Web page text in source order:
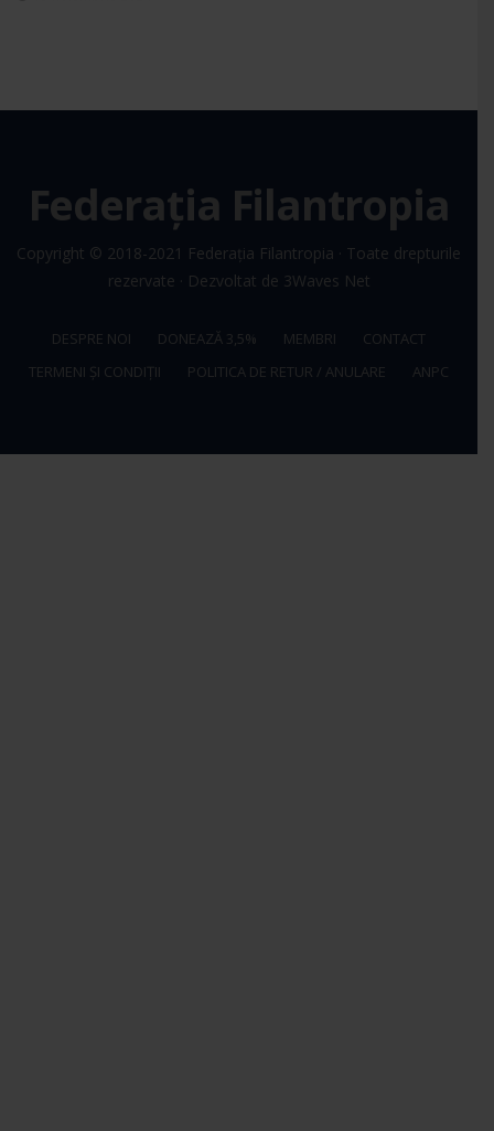
Federația Filantropia
Copyright © 2018-2021 Federația Filantropia · Toate drepturile
rezervate · Dezvoltat de 3Waves Net
DESPRE NOI DONEAZĂ 3,5% MEMBRI
CONTACT
TERMENI ȘI CONDIȚII
POLITICA DE RETUR / ANULARE ANPC